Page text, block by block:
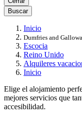
Buscar
Inicio
Dumfries and
Escocia
Reino Unido
Alquileres
Inicio
Elige el alojamiento
mejores servicios que
accesibilidad.